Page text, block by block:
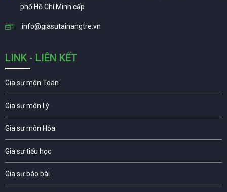
phố Hồ Chí Minh cấp
info@giasutainangtre.vn
LINK - LIÊN KẾT
Gia sư môn Toán
Gia sư môn Lý
Gia sư môn Hóa
Gia sư tiểu học
Gia sư báo bài